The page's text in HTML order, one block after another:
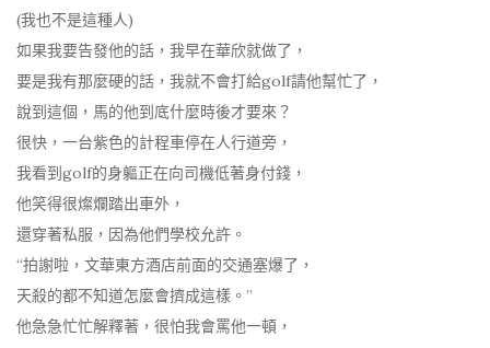
(我也不是這種人)
如果我要告發他的話，我早在華欣就做了，
要是我有那麼硬的話，我就不會打給golf請他幫忙了，
說到這個，馬的他到底什麼時後才要來？
很快，一台紫色的計程車停在人行道旁，
我看到golf的身軀正在向司機低著身付錢，
他笑得很燦爛踏出車外，
還穿著私服，因為他們學校允許。
“拍謝啦，文華東方酒店前面的交通塞爆了，
天殺的都不知道怎麼會擠成這樣。”
他急急忙忙解釋著，很怕我會罵他一頓，